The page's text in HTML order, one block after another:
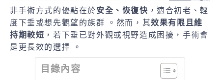
非手術方式的優點在於安全、恢復快 ，適合初老、輕
度下垂或想先觀望的族群 。然而，其效果有限且維
持期較短 ，若下垂已對外觀或視野造成困擾，手術會
是更長效的選擇 。
目錄內容